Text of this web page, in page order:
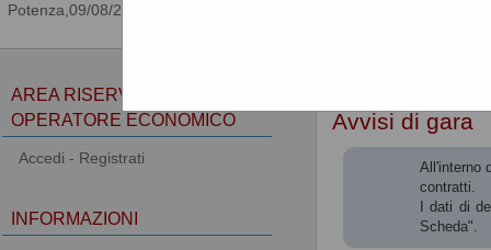
09/08/2026 14:58
Avvisi di gara
All'interno
contratti.
I dati di
Scheda".
AREA RISERVATA
OPERATORE ECONOMICO
Accedi - Registrati
INFORMAZIONI